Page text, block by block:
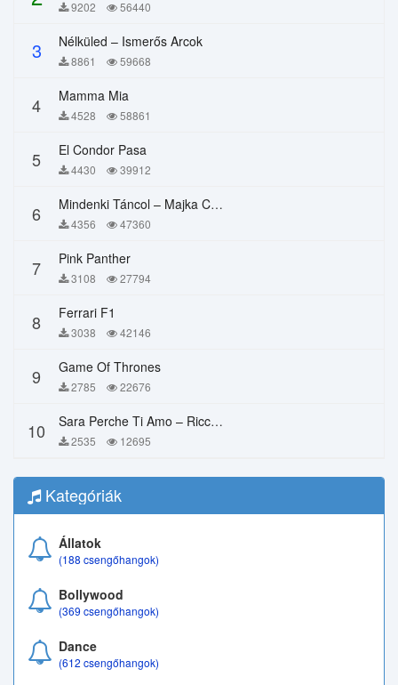
9202 56440
3 Nélküled – Ismerős Arcok
8861 59668
4 Mamma Mia
4528 58861
5 El Condor Pasa
4430 39912
6 Mindenki Táncol – Majka Curtis, Péter Majoros
4356 47360
7 Pink Panther
3108 27794
8 Ferrari F1
3038 42146
9 Game Of Thrones
2785 22676
10 Sara Perche Ti Amo – Ricchi E Poveri
2535 12695
Kategóriák
Állatok
(188 csengőhangok)
Bollywood
(369 csengőhangok)
Dance
(612 csengőhangok)